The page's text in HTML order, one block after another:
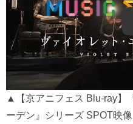
▲【京アニフェス Blu-ray】
ーデン』シリーズ SPOT映像